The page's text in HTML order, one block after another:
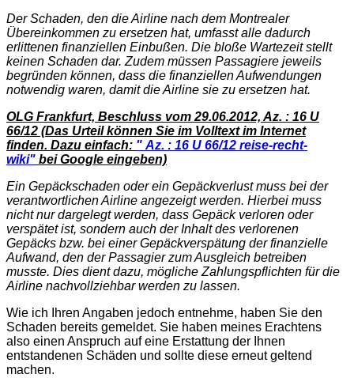
Der Schaden, den die Airline nach dem Montrealer
Übereinkommen zu ersetzen hat, umfasst alle dadurch
erlittenen finanziellen Einbußen. Die bloße Wartezeit stellt
keinen Schaden dar. Zudem müssen Passagiere jeweils
begründen können, dass die finanziellen Aufwendungen
notwendig waren, damit die Airline sie zu ersetzen hat.
OLG Frankfurt, Beschluss vom 29.06.2012, Az. : 16 U
66/12 (Das Urteil können Sie im Volltext im Internet
finden. Dazu einfach: " Az. : 16 U 66/12 reise-recht-
wiki" bei Google eingeben)
Ein Gepäckschaden oder ein Gepäckverlust muss bei der
verantwortlichen Airline angezeigt werden. Hierbei muss
nicht nur dargelegt werden, dass Gepäck verloren oder
verspätet ist, sondern auch der Inhalt des verlorenen
Gepäcks bzw. bei einer Gepäckverspätung der finanzielle
Aufwand, den der Passagier zum Ausgleich betreiben
musste. Dies dient dazu, mögliche Zahlungspflichten für die
Airline nachvollziehbar werden zu lassen.
Wie ich Ihren Angaben jedoch entnehme, haben Sie den
Schaden bereits gemeldet. Sie haben meines Erachtens
also einen Anspruch auf eine Erstattung der Ihnen
entstandenen Schäden und sollte diese erneut geltend
machen.